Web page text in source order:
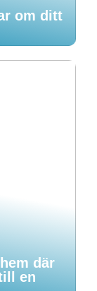
om ditt
där
en